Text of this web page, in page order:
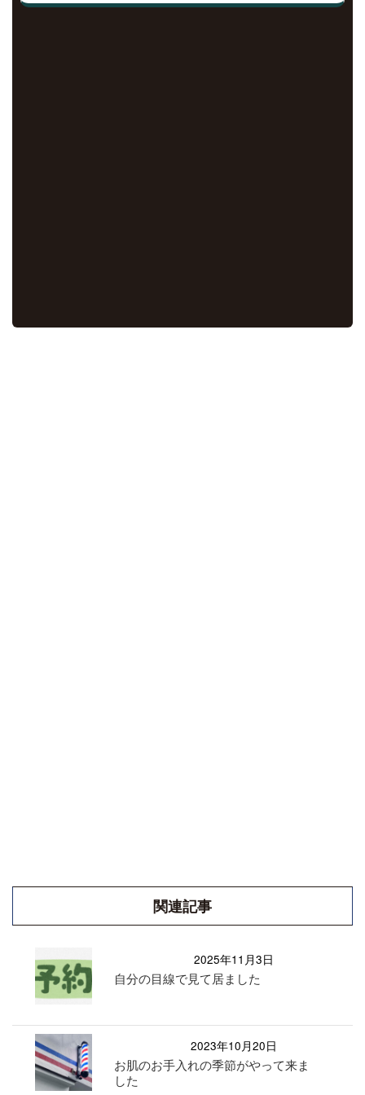
関連記事
2025年11月3日
自分の目線で見て居ました
2023年10月20日
お肌のお手入れの季節がやって来ま
した